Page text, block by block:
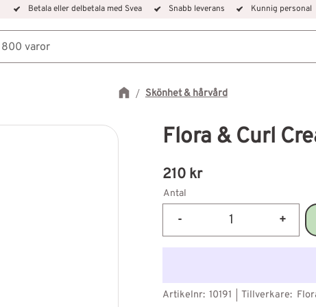
Betala eller delbetala med Svea Snabb leverans Kunnig personal
Skönhet & hårvård
Flora & Curl
210 kr
Antal
+
-
Artikelnr 10191 Tillverkare